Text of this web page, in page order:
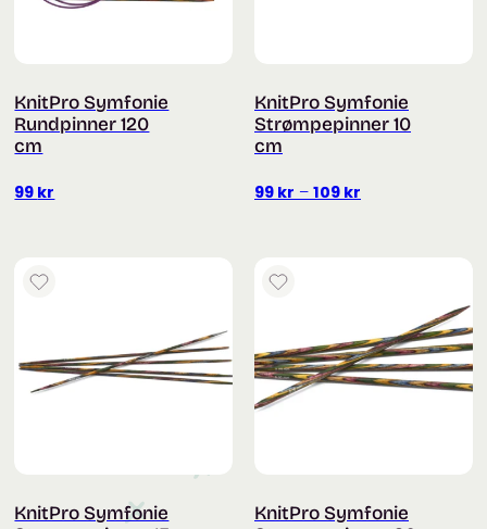
KnitPro Symfonie
Rundpinner 120
cm
99 kr
KnitPro Symfonie
Strømpepinner 10
cm
99 kr – 109 kr
KnitPro Symfonie
KnitPro Symfonie